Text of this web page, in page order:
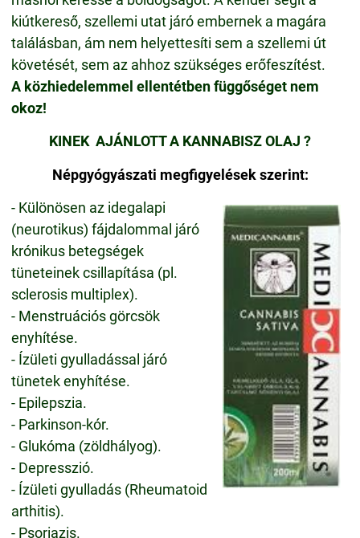
kiútkereső, szellemi utat járó embernek a magára
találásban, ám nem helyettesíti sem a szellemi út
követését, sem az ahhoz szükséges erőfeszítést.
A közhiedelemmel ellentétben függőséget nem
okoz!
KINEKAJÁNLOTT A KANNABISZ OLAJ ?
Népgyógyászati megfigyelések szerint:
- Különösen az idegalapi
(neurotikus) fájdalommal járó
krónikus betegségek
tüneteinek csillapítása (pl.
sclerosis multiplex).
- Menstruációs görcsök
enyhítése.
- Ízületi gyulladással járó
tünetek enyhítése.
- Epilepszia.
- Parkinson-kór.
- Glukóma (zöldhályog).
- Depresszió.
- Ízületi gyulladás (Rheumatoid
arthitis).
- Psoriazis.